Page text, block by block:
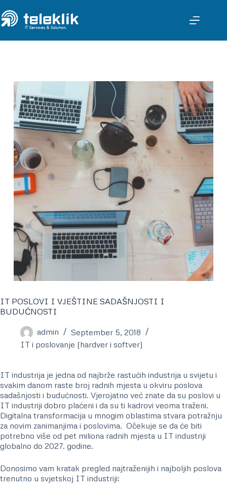
IT POSLOVI I VJEŠTINE SADAŠNJOSTI I
BUDUĆNOSTI
admin
September 5, 2018
IT i poslovanje (hardver i softver)
IT industrija je jedna od najbrže rastućih industrija u svijetu i
svakim danom raste broj radnih mjesta u okviru poslova
sadašnjosti i budućnosti. Vjerojatno već znate da su poslovi u
IT industriji dobro plaćeni i da su ti kadrovi veoma traženi.
Digitalna transformacija u mnogim oblastima stvara potražnju
za novim zanimanjima i poslovima. Očekuje se da će biti
potrebno više od pet miliona radnih mjesta u IT industriji
globalno do 2027. godine.
Donosimo vam kratak pregled najtraženijih i najboljih poslova
trenutno u svjetskoj IT industriji: